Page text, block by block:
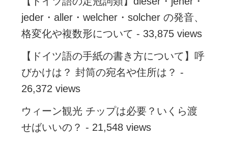
jeder・aller・welcher・solcher の発音、
格変化や複数形について - 33,875 views
【ドイツ語の手紙の書き方について】呼
びかけは？ 封筒の宛名や住所は？ -
26,372 views
ウィーン観光 チップは必要？いくら渡
せばいいの？ - 21,548 views